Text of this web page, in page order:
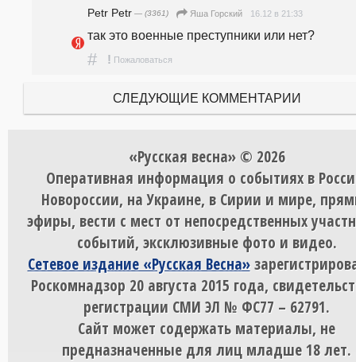
Petr Petr — (3361) Яша Горский 16.12 в 21:33
так это военные преступники или нет?
# ! Пожаловаться
СЛЕДУЮЩИЕ КОММЕНТАРИИ
«Русская весна» © 2026
Оперативная информация о событиях в
Новороссии, на Украине, в Сирии и мире,
эфиры, вести с мест от непосредственных
событий, эксклюзивные фото и видео.
Сетевое издание «Русская Весна»
Роскомнадзор 20 августа 2015 года,
регистрации СМИ ЭЛ № ФС77 – 62791.
Сайт может содержать материалы, не
предназначенные для лиц младше 18 лет.